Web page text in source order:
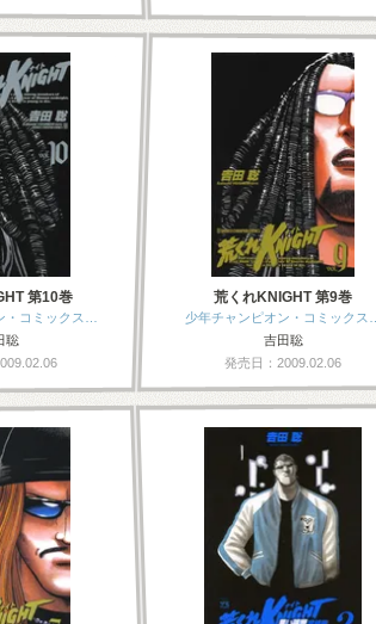
第10巻
・コミックス…
聡
荒くれKNIGHT 第9巻
少年チャンピオン・コミックス…
吉田聡
発売日：2009.02.06